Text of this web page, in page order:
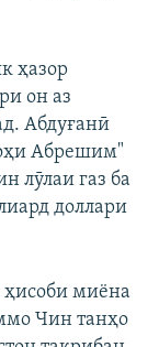
ҳазор
он аз
Абдуғанӣ
Абрешим"
лӯлаи газ ба
доллари
ҳисоби миёна
Чин танҳо